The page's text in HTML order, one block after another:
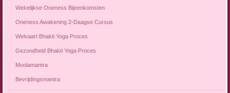
Wekelijkse Oneness Bijeenkomsten
Oneness Awakening 2-Daagse Cursus
Welvaart Bhakti Yoga Proces
Gezondheid Bhakti Yoga Proces
Moolamantra
Bevrijdingsmantra